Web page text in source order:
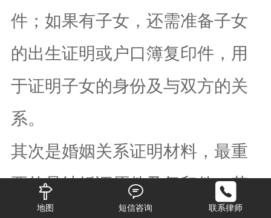
件；如果有子女，还需准备子女
的出生证明或户口簿复印件，用
于证明子女的身份及与双方的关
系。
其次是婚姻关系证明材料，最重
要的是结婚证原件及复印件，若
地图 短信咨询 联系律师